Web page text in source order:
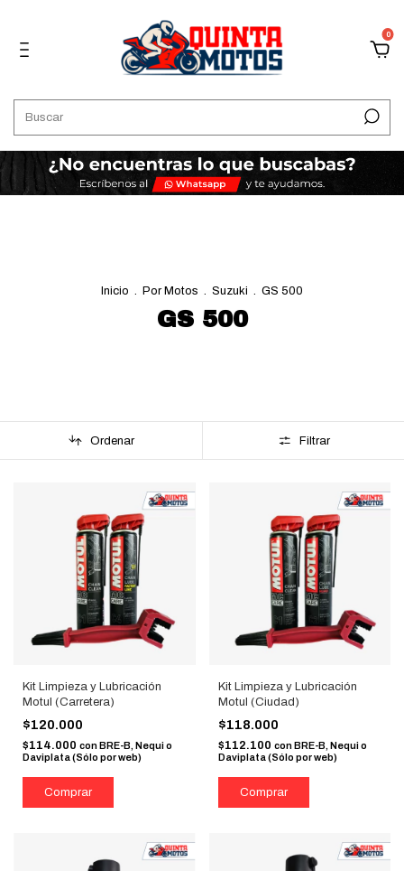
0
Inicio . Por Motos . Suzuki . GS 500
GS 500
Ordenar Filtrar
Kit Limpieza y Lubricación
Motul (Carretera)
$120.000
$114.000 conBRE-B, Nequi o
Daviplata (Sólo por web)
Kit Limpieza y Lubricación
Motul (Ciudad)
$118.000
$112.100 con BRE-B, Nequi o
Daviplata (Sólo por web)